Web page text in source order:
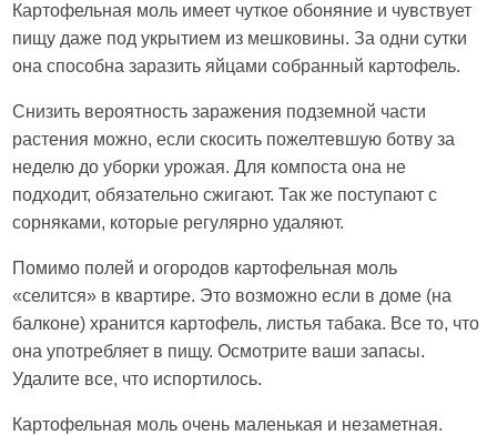
Картофельная моль имеет чуткое обоняние и чувствует
пищу даже под укрытием из мешковины. За одни сутки
она способна заразить яйцами собранный картофель.
Снизить вероятность заражения подземной части
растения можно, если скосить пожелтевшую ботву за
неделю до уборки урожая. Для компоста она не
подходит, обязательно сжигают. Так же поступают с
сорняками, которые регулярно удаляют.
Помимо полей и огородов картофельная моль
«селится» в квартире. Это возможно если в доме (на
балконе) хранится картофель, листья табака. Все то, что
она употребляет в пищу. Осмотрите ваши запасы.
Удалите все, что испортилось.
Картофельная моль очень маленькая и незаметная.